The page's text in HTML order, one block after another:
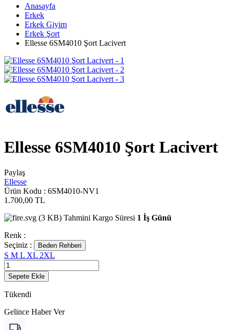
Anasayfa
Erkek
Erkek Giyim
Erkek Şort
Ellesse 6SM4010 Şort Lacivert
Ellesse 6SM4010 Şort Lacivert
Paylaş
Ellesse
Ürün Kodu : 6SM4010-NV1
1.700,00 TL
Tahmini Kargo Süresi 1 İş Günü
Renk :
Seçiniz :
Beden Rehberi
S M L XL 2XL
Sepete Ekle
Tükendi
Gelince Haber Ver